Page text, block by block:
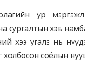
ур
сургалтын хэв
хээ угалз нь
соёлын